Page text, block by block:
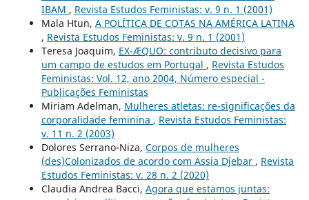
IBAM , Revista Estudos Feministas: v. 9 n. 1 (2001)
Mala Htun, A POLÍTICA DE COTAS NA AMÉRICA LATINA
, Revista Estudos Feministas: v. 9 n. 1 (2001)
Teresa Joaquim, EX-ÆQUO: contributo decisivo para
um campo de estudos em Portugal , Revista Estudos
Feministas: Vol. 12, ano 2004, Número especial -
Publicações Feministas
Miriam Adelman, Mulheres atletas: re-significações da
corporalidade feminina , Revista Estudos Feministas:
v. 11 n. 2 (2003)
Dolores Serrano-Niza, Corpos de mulheres
(des)Colonizados de acordo com Assia Djebar , Revista
Estudos Feministas: v. 28 n. 2 (2020)
Claudia Andrea Bacci, Agora que estamos juntas: